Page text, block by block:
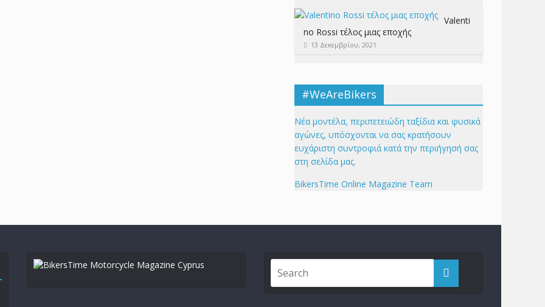
Valenti
no Rossi τέλος μιας εποχής
13 Δεκεμβρίου, 2021
#WeAreBikers
Νέα μοντέλα, περιπετειώδη ταξίδια και φυσικά
αγώνες, υπόσχονται να σας κρατήσουν
ευχάριστη συντροφιά κατά την περιήγησή σας
στη σελίδα μας.
BikersTime Online Magazine Team